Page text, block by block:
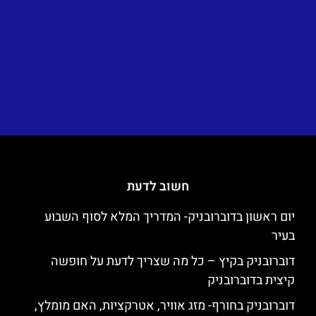
חשוב לדעת
יום ראשון בדוברובניק- המדריך המלא לסוף השבוע
בעיר
דוברובניק בקיץ – כל מה שצריך לדעת על חופשה
קיצית בדוברובניק
דוברובניק בחורף- מזג אוויר, אטרקציות, האם מומלץ,